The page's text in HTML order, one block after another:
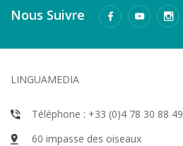
Nous Suivre
LINGUAMEDIA
Téléphone : +33 (0)4 78 30 88 49
60 impasse des oiseaux